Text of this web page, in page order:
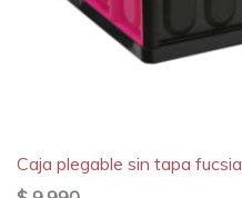
Caja plegable sin tapa fucsia